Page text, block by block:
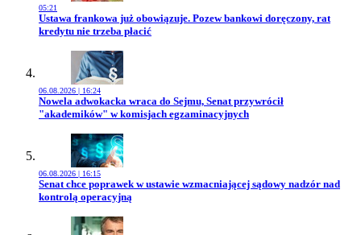
05:21
Przejdź do artykułu:
Ustawa frankowa już obowiązuje. Pozew bankowi doręczony, rat
kredytu nie trzeba płacić
06.08.2026 | 16:24
Przejdź do artykułu:
Nowela adwokacka wraca do Sejmu, Senat przywrócił
"akademików" w komisjach egzaminacyjnych
06.08.2026 | 16:15
Przejdź do artykułu:
Senat chce poprawek w ustawie wzmacniającej sądowy nadzór nad
kontrolą operacyjną